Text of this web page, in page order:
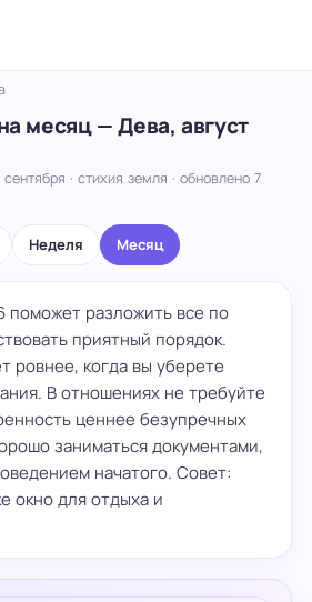
месяц — Дева, август
· стихия земля · обновлено 7
Неделя Месяц
поможет разложить все по
приятный порядок.
ровнее, когда вы уберете
В отношениях не требуйте
ценнее безупречных
заниматься документами,
начатого. Совет:
окно для отдыха и